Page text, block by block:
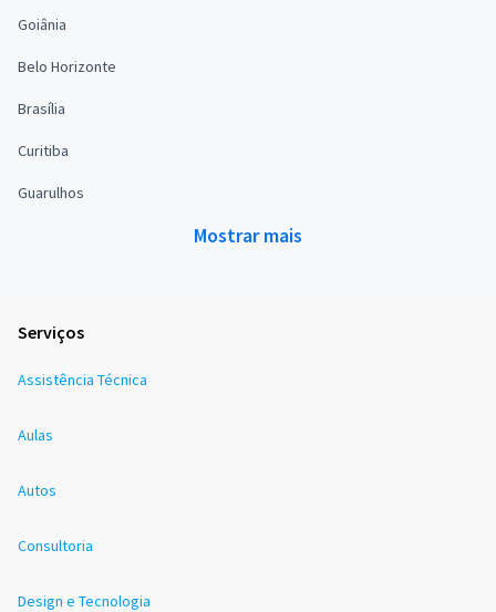
Goiânia
Belo Horizonte
Brasília
Curitiba
Guarulhos
Mostrar mais
Serviços
Assistência Técnica
Aulas
Autos
Consultoria
Design e Tecnologia